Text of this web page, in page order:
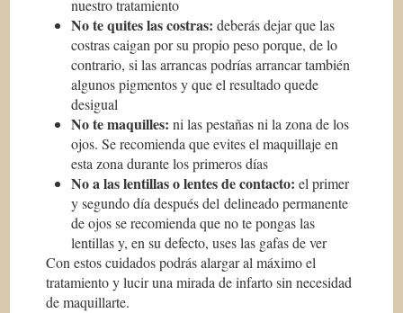
nuestro tratamiento
No te quites las costras: deberás dejar que las
costras caigan por su propio peso porque, de lo
contrario, si las arrancas podrías arrancar también
algunos pigmentos y que el resultado quede
desigual
No te maquilles: ni las pestañas ni la zona de los
ojos. Se recomienda que evites el maquillaje en
esta zona durante los primeros días
No a las lentillas o lentes de contacto: el primer
y segundo día después del delineado permanente
de ojos se recomienda que no te pongas las
lentillas y, en su defecto, uses las gafas de ver
Con estos cuidados podrás alargar al máximo el
tratamiento y lucir una mirada de infarto sin necesidad
de maquillarte.